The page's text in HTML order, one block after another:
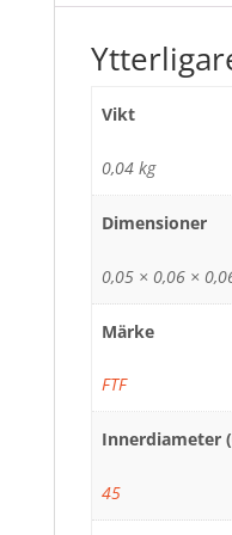
Vikt
0,04 kg
Dimensioner
0,05 × 0,06 ×
Märke
FTF
Innerdiameter
45